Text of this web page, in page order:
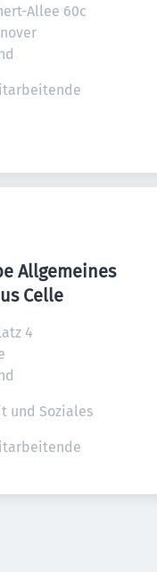
Allee 60c
Allgemeines
Celle
4
und Soziales